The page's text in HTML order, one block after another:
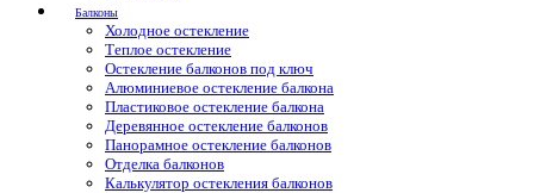
Балконы
Холодное остекление
Теплое остекление
Остекление балконов под ключ
Алюминиевое остекление балкона
Пластиковое остекление балкона
Деревянное остекление балконов
Панорамное остекление балконов
Отделка балконов
Калькулятор остекления балконов